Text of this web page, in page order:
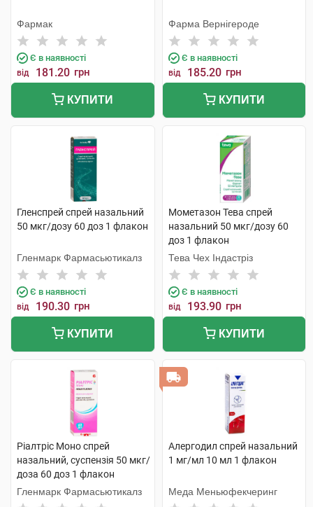
Фармак
Є в наявності
від 181.20 грн
КУПИТИ
Фарма Вернігероде
Є в наявності
від 185.20 грн
КУПИТИ
Гленспрей спрей назальний
50 мкг/дозу 60 доз 1 флакон
Гленмарк Фармасьютикалз
Є в наявності
від 190.30 грн
КУПИТИ
Мометазон Тева спрей
назальний 50 мкг/дозу 60
доз 1 флакон
Тева Чех Індастріз
Є в наявності
від 193.90 грн
КУПИТИ
Ріалтріс Моно спрей
назальний, суспензія 50 мкг/
доза 60 доз 1 флакон
Гленмарк Фармасьютикалз
Алергодил спрей назальний
1 мг/мл 10 мл 1 флакон
Меда Меньюфекчеринг